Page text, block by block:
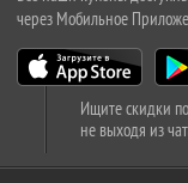
через Мобильное
Ищите скидки
не выходя из